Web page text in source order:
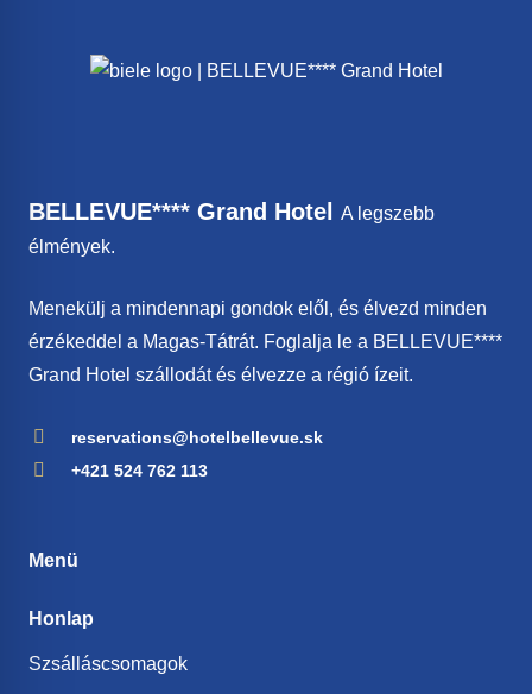
BELLEVUE**** Grand Hotel
A legszebb
élmények.
Menekülj a mindennapi gondok elől, és élvezd minden
érzékeddel a Magas-Tátrát. Foglalja le a BELLEVUE****
Grand Hotel szállodát és élvezze a régió ízeit.
reservations@hotelbellevue.sk
+421 524 762 113
Menü
Honlap
Szsálláscsomagok